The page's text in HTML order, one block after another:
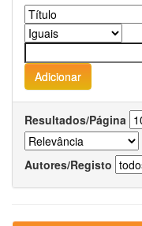
Resultados/Página
Autores/Registo